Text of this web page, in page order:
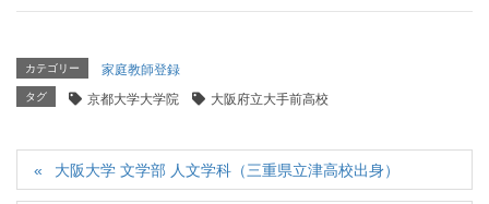
カテゴリー 家庭教師登録
タグ 京都大学大学院 大阪府立大手前高校
大阪大学 文学部 人文学科（三重県立津高校出身）